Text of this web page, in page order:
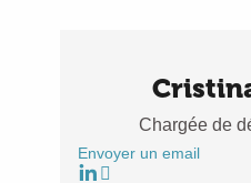
Chargée de
Envoyer un email